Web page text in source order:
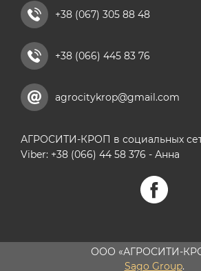
+38 (067) 305 88 48
+38 (066) 445 83 76
agrocitykrop@gmail.com
АГРОСИТИ-КРОП в социальных
Viber: +38 (066) 44 58 376 - Анна
ООО «АГРОСИТИ-
Sago Group.